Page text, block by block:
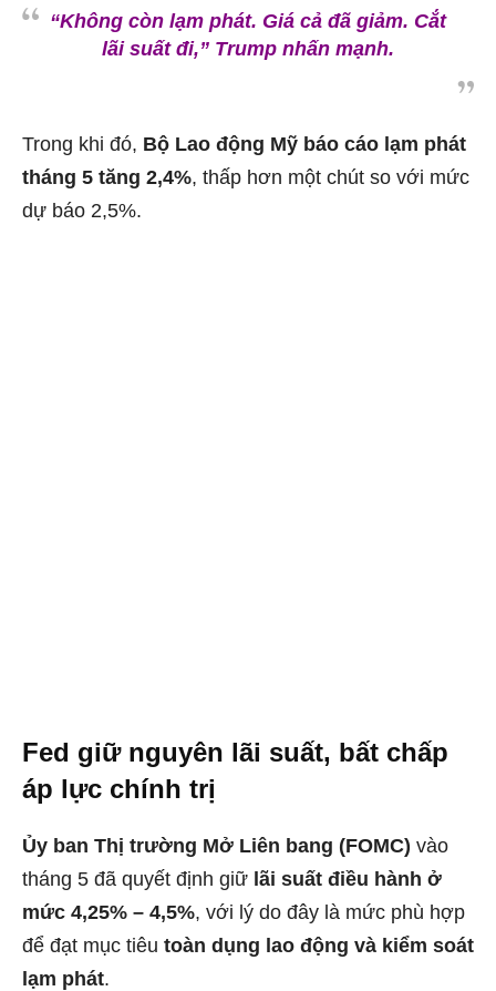
“Không còn lạm phát. Giá cả đã giảm. Cắt
lãi suất đi,” Trump nhấn mạnh.
Trong khi đó, Bộ Lao động Mỹ báo cáo lạm phát
tháng 5 tăng 2,4%, thấp hơn một chút so với mức
dự báo 2,5%.
Fed giữ nguyên lãi suất, bất chấp
áp lực chính trị
Ủy ban Thị trường Mở Liên bang (FOMC) vào
tháng 5 đã quyết định giữ lãi suất điều hành ở
mức 4,25% – 4,5%, với lý do đây là mức phù hợp
để đạt mục tiêu toàn dụng lao động và kiểm soát
lạm phát.